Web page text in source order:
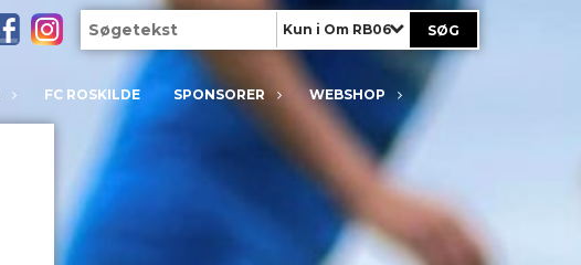
Kun i Om RB06
FC ROSKILDE SPONSORER WEBSHOP